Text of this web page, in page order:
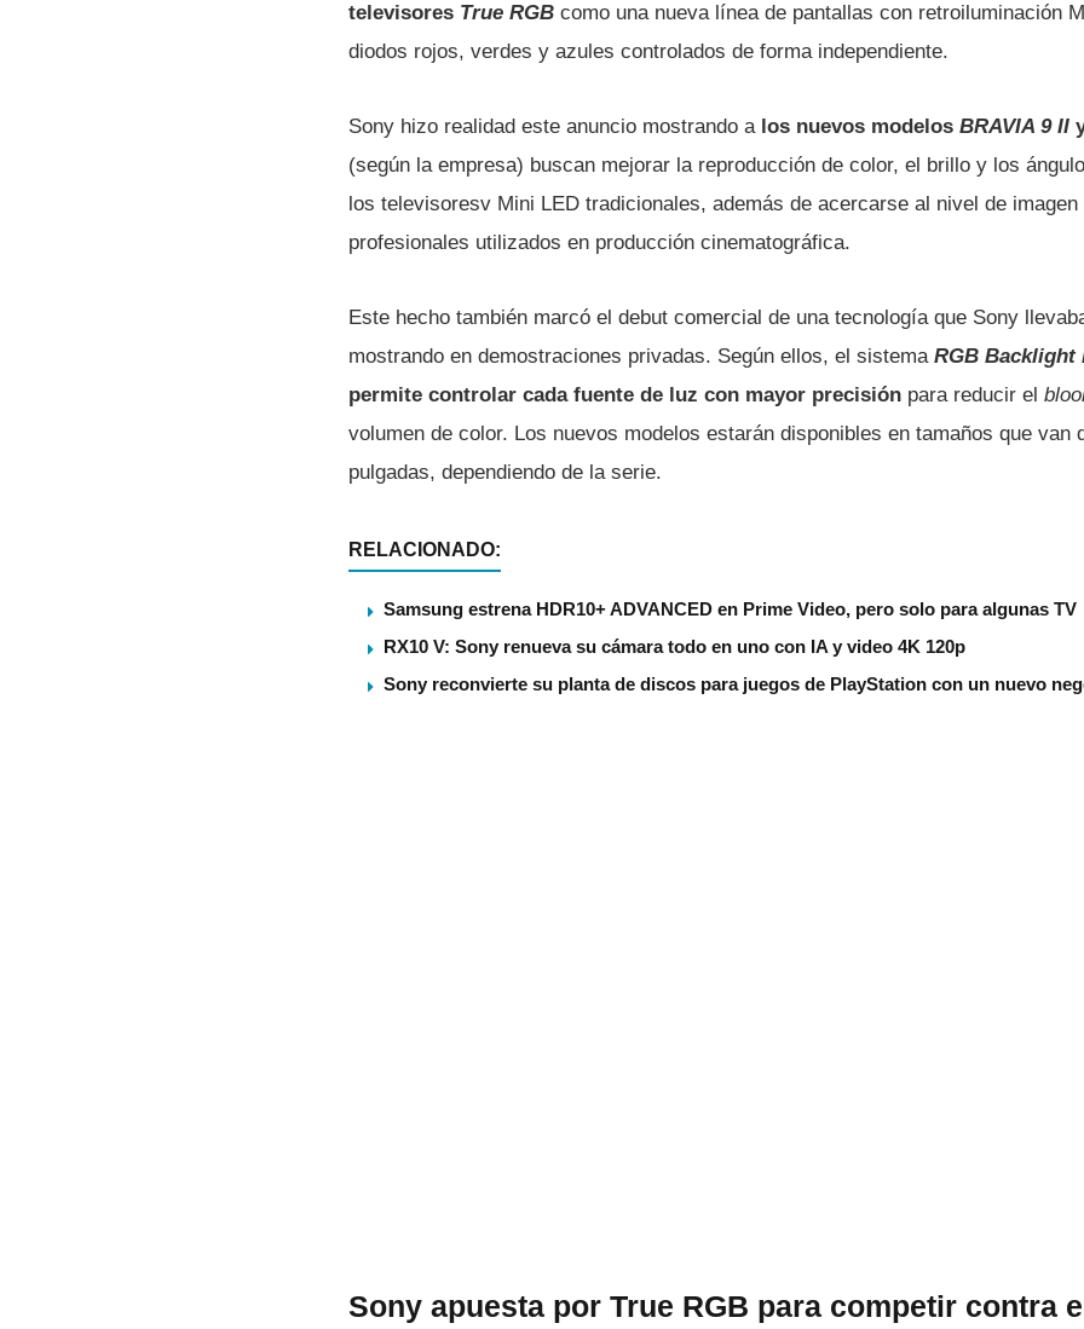
televisores True RGB como una nueva línea de pantallas con retroiluminación
diodos rojos, verdes y azules controlados de forma independiente.
Sony hizo realidad este anuncio mostrando a los nuevos modelos BRAVIA 9 II
(según la empresa) buscan mejorar la reproducción de color, el brillo y los
los televisoresv Mini LED tradicionales, además de acercarse al nivel de
profesionales utilizados en producción cinematográfica.
Este hecho también marcó el debut comercial de una tecnología que Sony
mostrando en demostraciones privadas. Según ellos, el sistema RGB Backlight
permite controlar cada fuente de luz con mayor precisión para reducir el
volumen de color. Los nuevos modelos estarán disponibles en tamaños que van
pulgadas, dependiendo de la serie.
RELACIONADO:
Samsung estrena HDR10+ ADVANCED en Prime Video, pero solo para algunas TV
RX10 V: Sony renueva su cámara todo en uno con IA y video 4K 120p
Sony reconvierte su planta de discos para juegos de PlayStation con un nuevo
Sony apuesta por True RGB para competir contra